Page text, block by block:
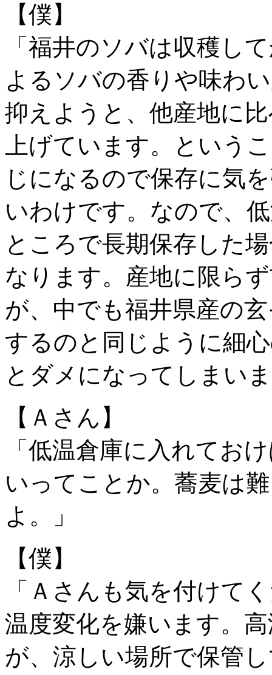
【僕】
「福井のソバは収穫し
よるソバの香りや味わ
抑えようと、他産地に
上げています。という
じになるので保存に気
いわけです。なので、
ところで長期保存した
なります。産地に限ら
が、中でも福井県産の
するのと同じように細
とダメになってしまい
【Ａさん】
「低温倉庫に入れてお
いってことか。蕎麦は
よ。」
【僕】
「Ａさんも気を付けて
温度変化を嫌います。
が、涼しい場所で保管